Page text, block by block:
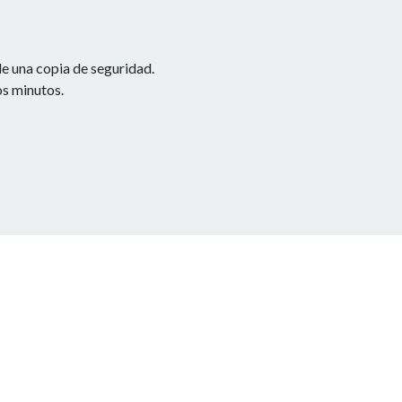
una copia de seguridad.
minutos.